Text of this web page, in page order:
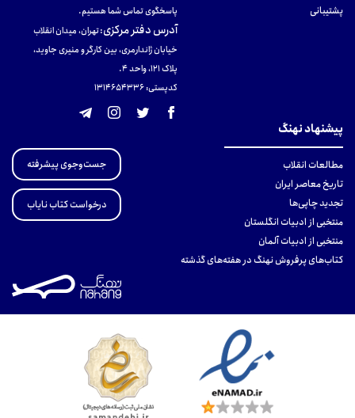
پشتیبانی
پاسخگوی تماس شما هستیم.
آدرس دفتر مرکزی:تهران، میدان انقلاب
خیابان ژاندارمری، بین کارگر و منیری جاوید،
پلاک 121، واحد ۴.
کدپستی: 131465433۶
پیشنهاد نهنگ
مطالعات انقلاب
تاریخ معاصر ایران
تجدید چاپی‌ها
منتخبی از ادبیات انگلستان
منتخبی از ادبیات آلمان
کتاب‌های پرفروش نهنگ در هفته‌های گذشته
جست‌وجوی پیشرفته
درخواست کتاب نایاب